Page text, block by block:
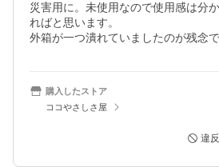
災害用に。未使用なので使用感は分
ればと思います。
外箱が一つ潰れていましたのが残念で
購入したストア
ココやさしさ屋
違